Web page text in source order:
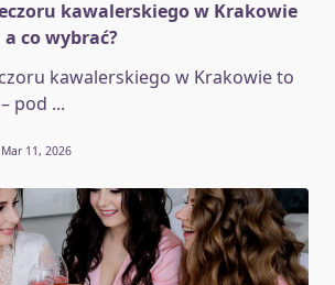
kawalerskiego w Krakowie
co wybrać?
kawalerskiego w Krakowie to
pod ...
Mar 11, 2026